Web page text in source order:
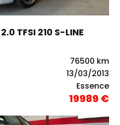
TFSI 210 S-LINE
76500 km
13/03/2013
Essence
19989 €